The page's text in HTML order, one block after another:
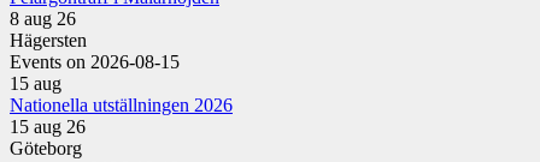
8 aug 26
Hägersten
Events on 2026-08-15
15 aug
Nationella utställningen 2026
15 aug 26
Göteborg